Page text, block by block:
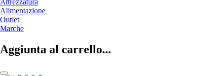
Attrezzatura
Alimentazione
Outlet
Marche
Aggiunta al carrello...